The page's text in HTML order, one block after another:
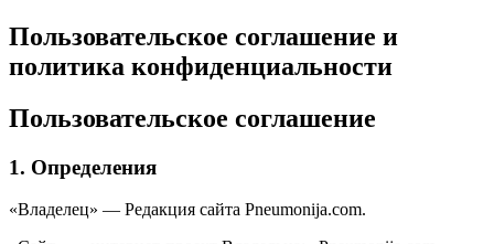
Пользовательское соглашение и
политика конфиденциальности
Пользовательское соглашение
1. Определения
«Владелец» — Редакция сайта Pneumonija.com.